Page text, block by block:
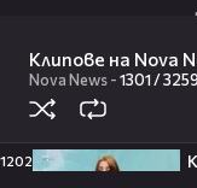
Клипове на Nova
Nova News-1301 /
1202